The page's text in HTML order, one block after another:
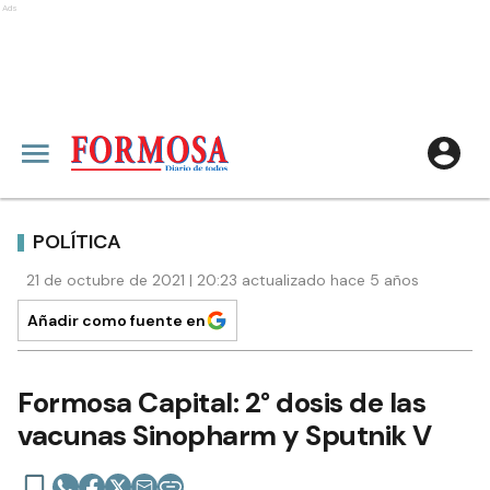
Ads
POLÍTICA
21 de octubre de 2021 | 20:23 actualizado hace 5 años
Añadir como fuente en
Formosa Capital: 2° dosis de las
vacunas Sinopharm y Sputnik V